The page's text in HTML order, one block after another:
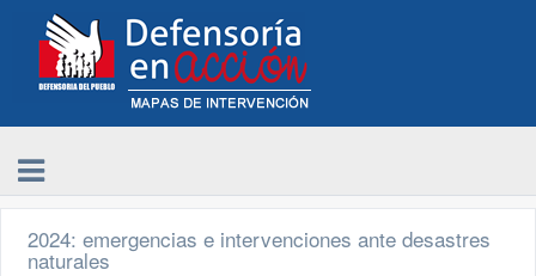
2024: emergencias e intervenciones ante desastres
naturales